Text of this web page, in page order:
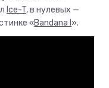
Ice-T, в нулевых —
«Bandana I ».